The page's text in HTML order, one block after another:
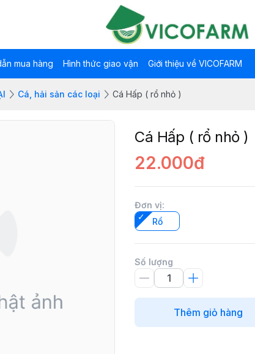
mua hàng Hình thức giao vận Giới thiệu về VICOFARM
Cá, hải sản các loại Cá Hấp ( rổ nhỏ )
Cá Hấp ( rổ nhỏ )
22.000đ
Đơn vị:
Rổ
Số lượng
Thêm giỏ hàng